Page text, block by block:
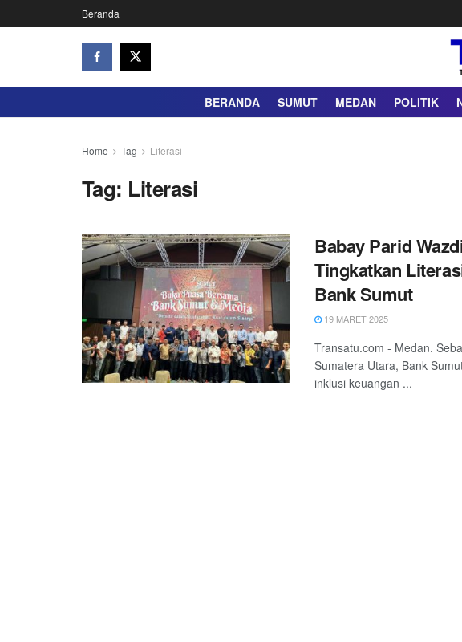
Beranda
BERANDA SUMUT MEDAN POLITIK
Home Tag Literasi
Tag: Literasi
Babay Parid
Tingkatkan
Bank Sumut
19 MARET 2025
Transatu.com - Medan.
Sumatera Utara, Bank
inklusi keuangan ...